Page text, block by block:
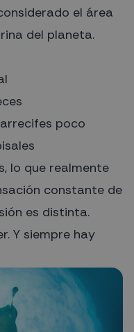
el área
del planeta.
poco
lo que realmente
constante de
es distinta.
Y siempre hay